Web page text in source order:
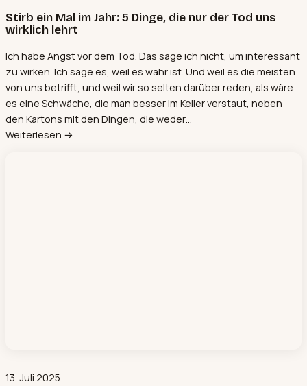
Stirb ein Mal im Jahr: 5 Dinge, die nur der Tod uns
wirklich lehrt
Ich habe Angst vor dem Tod. Das sage ich nicht, um interessant
zu wirken. Ich sage es, weil es wahr ist. Und weil es die meisten
von uns betrifft, und weil wir so selten darüber reden, als wäre
es eine Schwäche, die man besser im Keller verstaut, neben
den Kartons mit den Dingen, die weder…
Weiterlesen →
13. Juli 2025